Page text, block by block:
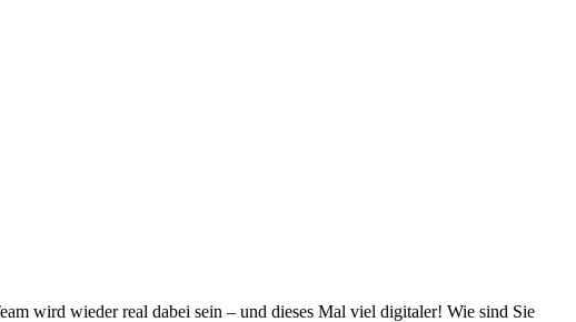
wird wieder real dabei sein – und dieses Mal viel digitaler! Wie sind Sie